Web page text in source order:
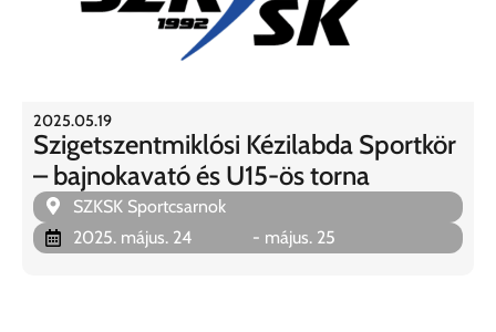
2025.05.19
Szigetszentmiklósi Kézilabda Sportkör
– bajnokavató és U15-ös torna
SZKSK Sportcsarnok
2025. május. 24
- május. 25